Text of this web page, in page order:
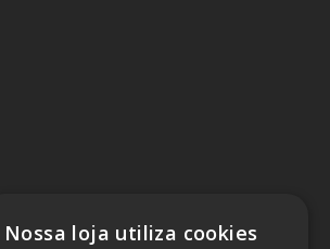
Nossa loja utiliza cookies